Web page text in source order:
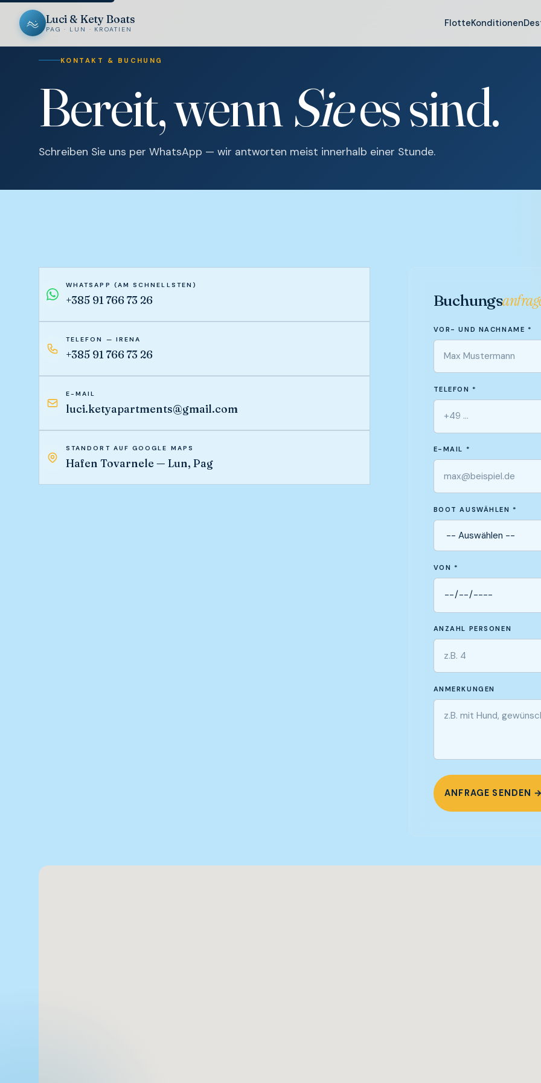
Luci & Kety Boats
PAG · LUN · KROATIEN
FlotteKonditionen
KONTAKT & BUCHUNG
Bereit, wenn Siees sind.
Schreiben Sie uns per WhatsApp — wir antworten meist innerhalb einer Stunde.
WHATSAPP (AM SCHNELLSTEN)
+385 91 766 73 26
TELEFON — IRENA
+385 91 766 73 26
E-MAIL
luci.ketyapartments@gmail.com
STANDORT AUF GOOGLE MAPS
Hafen Tovarnele — Lun, Pag
Buchungs
VOR- UND NACHNAME *
TELEFON *
E-MAIL *
BOOT AUSWÄHLEN *
VON *
ANZAHL PERSONEN
ANMERKUNGEN
ANFRAGE SENDEN